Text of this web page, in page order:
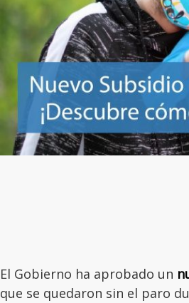
El Gobierno ha aprobado un
que se quedaron sin el paro